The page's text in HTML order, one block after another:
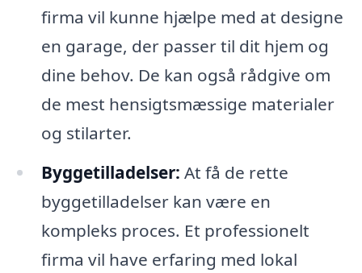
firma vil kunne hjælpe med at designe
en garage, der passer til dit hjem og
dine behov. De kan også rådgive om
de mest hensigtsmæssige materialer
og stilarter.
Byggetilladelser: At få de rette
byggetilladelser kan være en
kompleks proces. Et professionelt
firma vil have erfaring med lokal